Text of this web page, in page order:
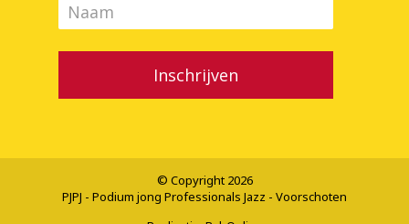
Inschrijven
© Copyright 2026
PJPJ - Podium jong Professionals Jazz - Voorschoten